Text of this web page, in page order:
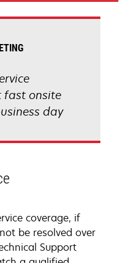
fast onsite
day
coverage, if
be resolved over
Support